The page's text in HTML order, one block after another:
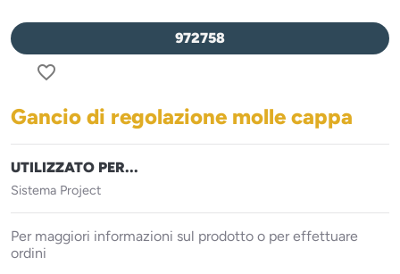
972758
favorite_border
Gancio di regolazione molle cappa
UTILIZZATO PER...
Sistema Project
Per maggiori informazioni sul prodotto o per effettuare
ordini